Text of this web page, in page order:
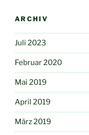
ARCHIV
Juli 2023
Februar 2020
Mai 2019
April 2019
März 2019